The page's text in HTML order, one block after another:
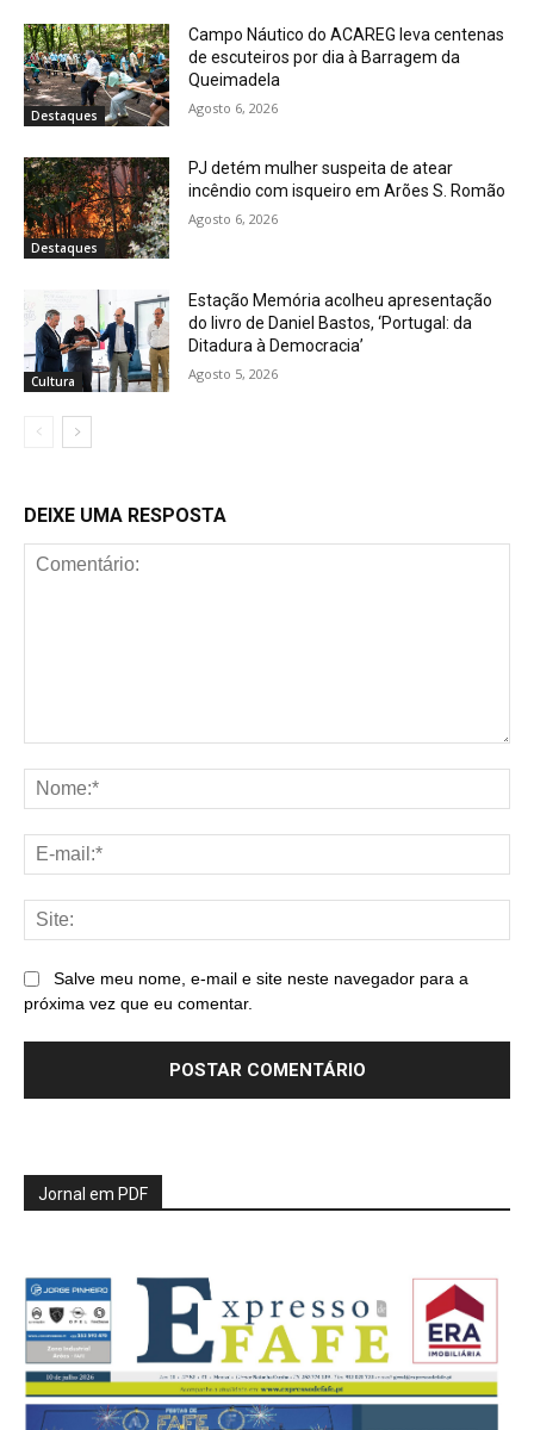
Destaques
Campo Náutico do ACAREG leva centenas
de escuteiros por dia à Barragem da
Queimadela
Agosto 6, 2026
Destaques
PJ detém mulher suspeita de atear
incêndio com isqueiro em Arões S. Romão
Agosto 6, 2026
Cultura
Estação Memória acolheu apresentação
do livro de Daniel Bastos, ‘Portugal: da
Ditadura à Democracia’
Agosto 5, 2026
DEIXE UMA RESPOSTA
Salve meu nome, e-mail e site neste navegador para a
próxima vez que eu comentar.
Jornal em PDF